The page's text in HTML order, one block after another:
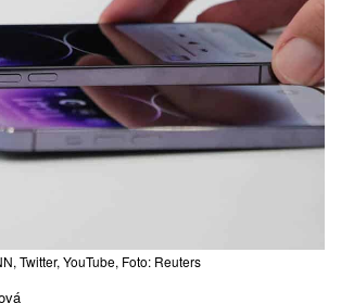
Twitter, YouTube, Foto: Reuters